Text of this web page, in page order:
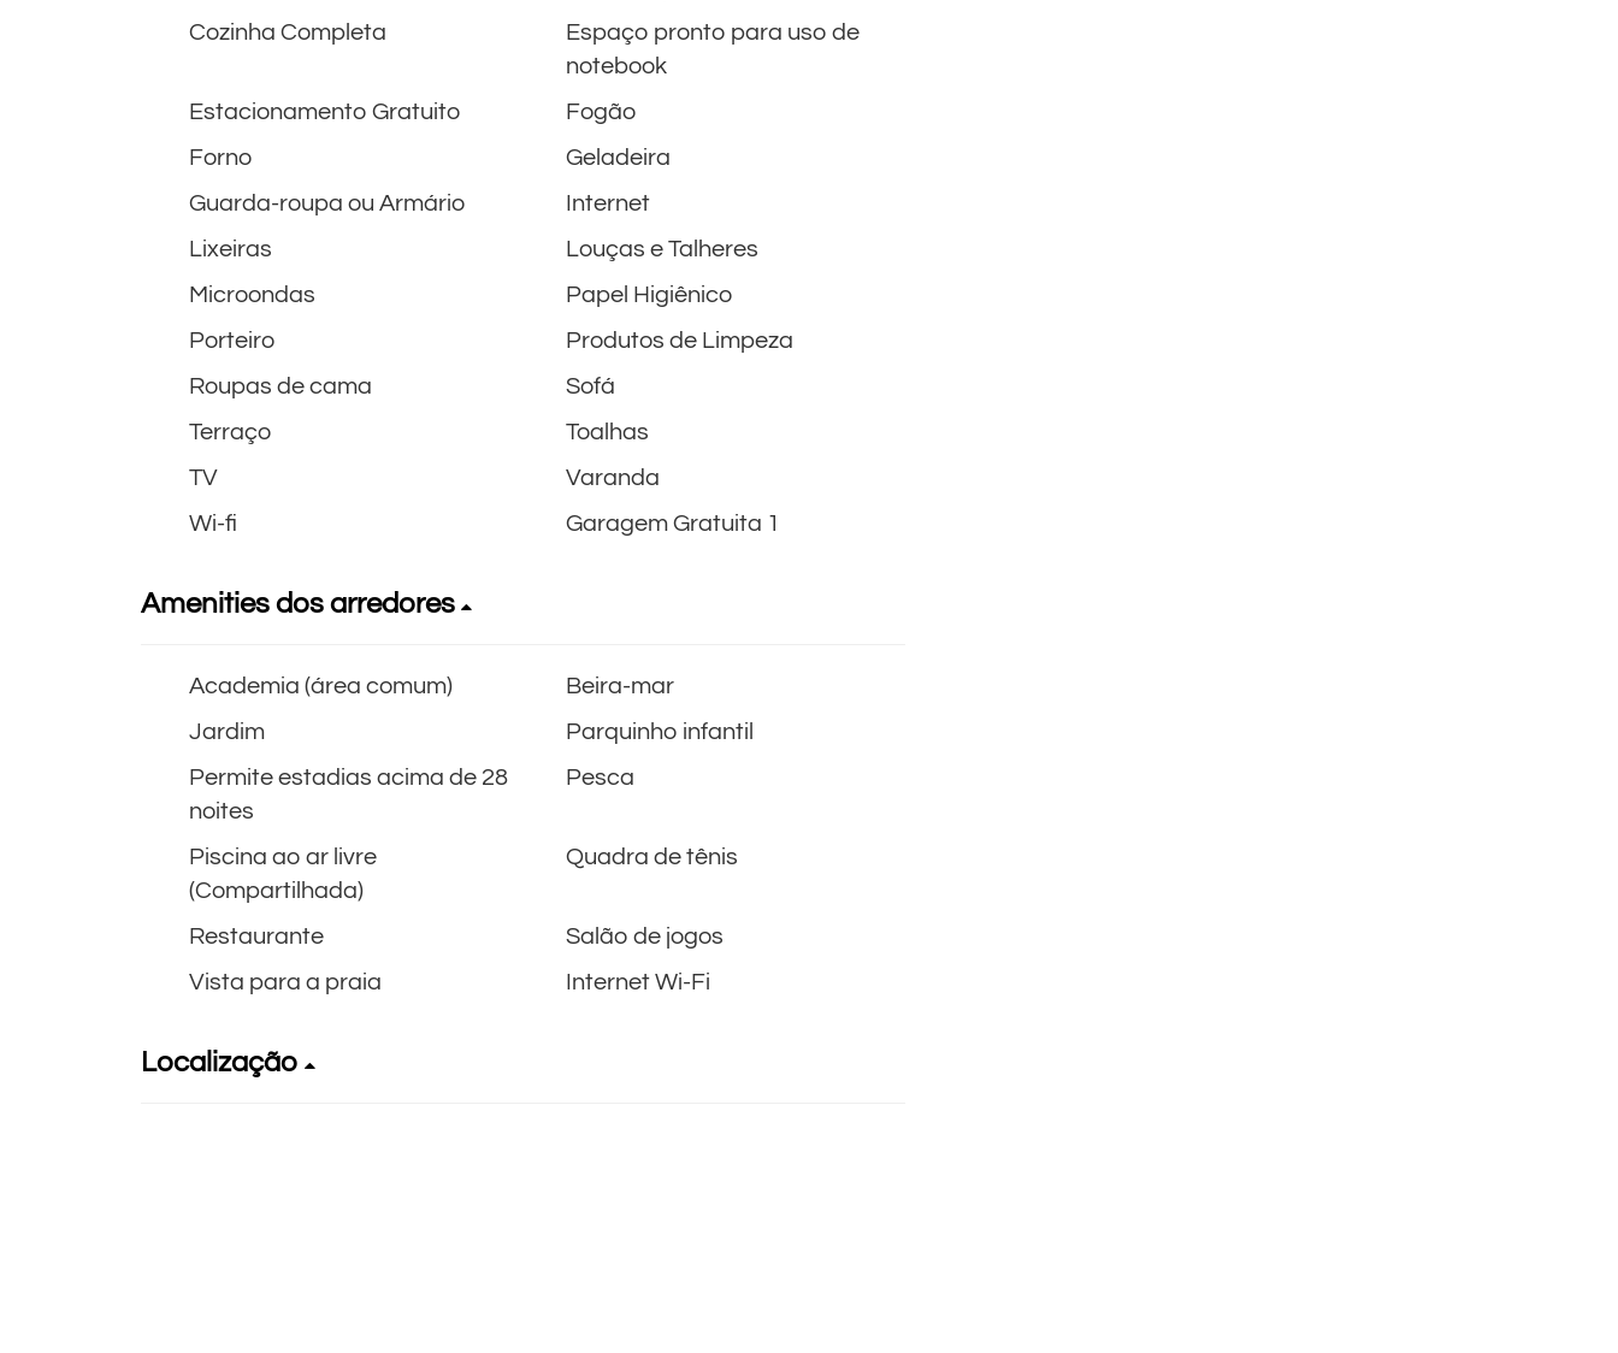
Cozinha Completa
Espaço pronto para uso de
notebook
Estacionamento Gratuito
Fogão
Forno
Geladeira
Guarda-roupa ou Armário
Internet
Lixeiras
Louças e Talheres
Microondas
Papel Higiênico
Porteiro
Produtos de Limpeza
Roupas de cama
Sofá
Terraço
Toalhas
TV
Varanda
Wi-fi
Garagem Gratuita 1
Amenities dos arredores
Academia (área comum)
Beira-mar
Jardim
Parquinho infantil
Permite estadias acima de 28
noites
Pesca
Piscina ao ar livre
(Compartilhada)
Quadra de tênis
Restaurante
Salão de jogos
Vista para a praia
Internet Wi-Fi
Localização